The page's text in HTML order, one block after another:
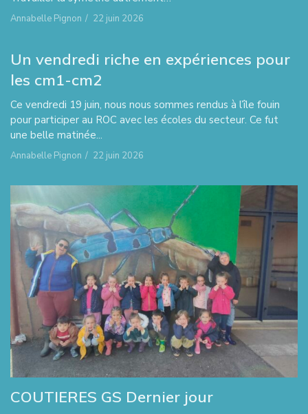
Annabelle Pignon / 22 juin 2026
Un vendredi riche en expériences pour
les cm1-cm2
Ce vendredi 19 juin, nous nous sommes rendus à l’île fouin
pour participer au ROC avec les écoles du secteur. Ce fut
une belle matinée...
Annabelle Pignon / 22 juin 2026
COUTIERES GS Dernier jour